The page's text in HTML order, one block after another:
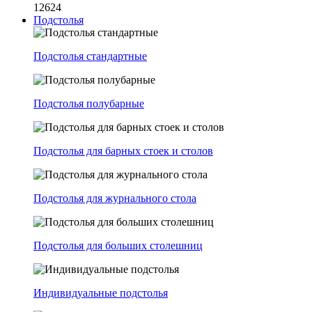
12624
Подстолья
Подстолья стандартные
Подстолья полубарные
Подстолья для барных стоек и столов
Подстолья для журнального стола
Подстолья для больших столешниц
Индивидуальные подстолья